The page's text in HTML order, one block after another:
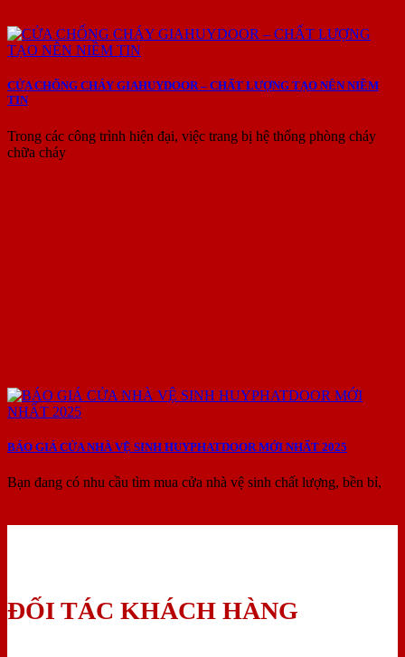
CỬA CHỐNG CHÁY GIAHUYDOOR – CHẤT LƯỢNG TẠO NÊN NIỀM
TIN
Trong các công trình hiện đại, việc trang bị hệ thống phòng cháy
chữa cháy
BÁO GIÁ CỬA NHÀ VỆ SINH HUYPHATDOOR MỚI NHẤT 2025
Bạn đang có nhu cầu tìm mua cửa nhà vệ sinh chất lượng, bền bỉ,
ĐỐI TÁC KHÁCH HÀNG